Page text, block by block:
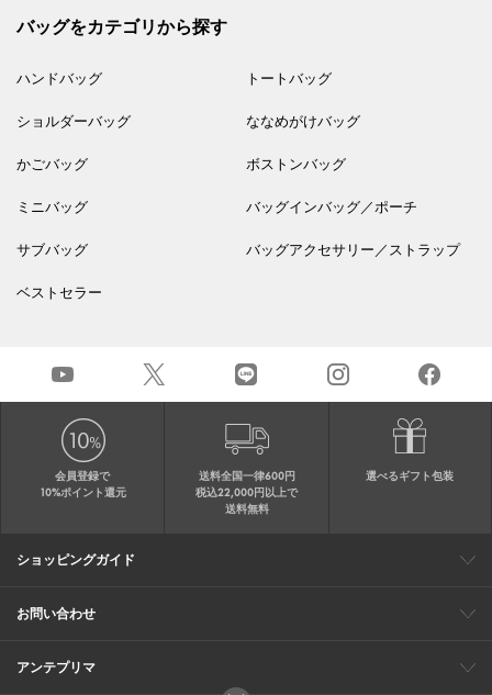
バッグをカテゴリから探す
ハンドバッグ トートバッグ
ショルダーバッグ ななめがけバッグ
かごバッグ ボストンバッグ
ミニバッグ バッグインバッグ／ポーチ
サブバッグ バッグアクセサリー／ストラップ
ベストセラー
会員登録で
10%ポイント還元
送料全国一律600円
税込22,000円以上で
送料無料
選べるギフト包装
ショッピングガイド
会員特典
ご購入・配送について
返品について
ギフト包装
FAQ
サイトマップ
お問い合わせ
メールでのお問い合わせ
お修理についてのお問い合わせ
アンテプリマ